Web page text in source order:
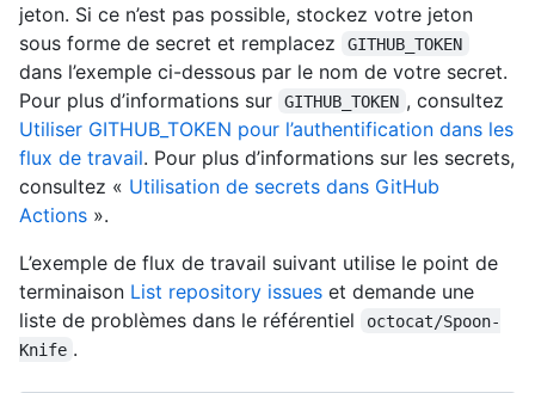
jeton. Si ce n’est pas possible, stockez votre jeton
sous forme de secret et remplacez
GITHUB_TOKEN
dans l’exemple ci-dessous par le nom de votre secret.
Pour plus d’informations sur
GITHUB_TOKEN , consultez
Utiliser GITHUB_TOKEN pour l’authentification dans les
flux de travail. Pour plus d’informations sur les secrets,
consultez « Utilisation de secrets dans GitHub
Actions ».
L’exemple de flux de travail suivant utilise le point de
terminaison List repository issues et demande une
liste de problèmes dans le référentiel
octocat/Spoon-
Knife .